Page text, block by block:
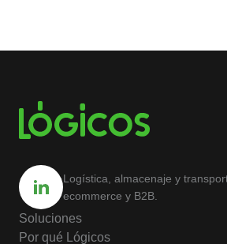
Logística, almacenaje y
ecommerce y B2B.
Soluciones
Por qué Lógicos